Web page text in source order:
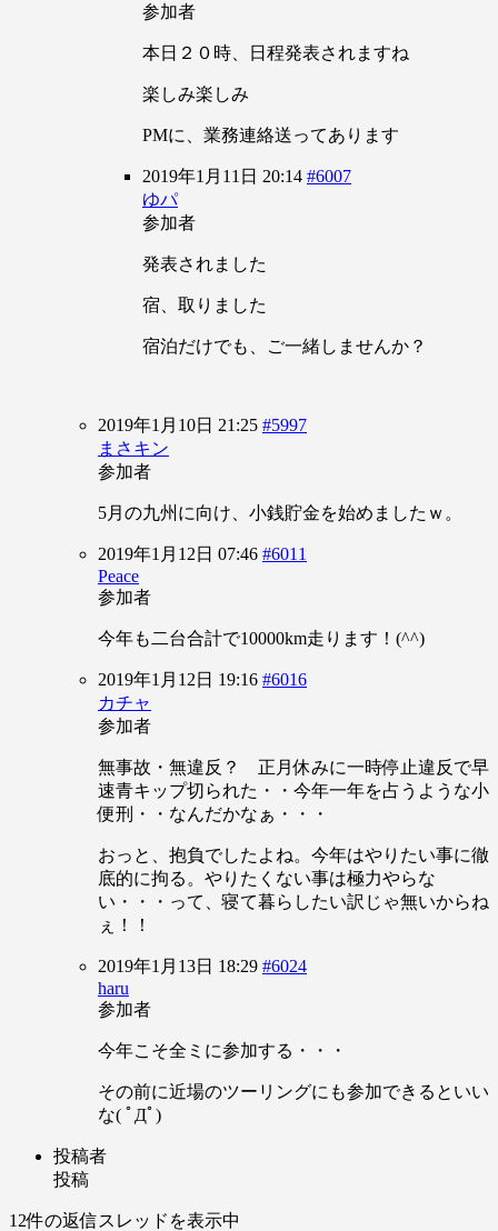
参加者
本日２０時、日程発表されますね
楽しみ楽しみ
PMに、業務連絡送ってあります
2019年1月11日 20:14 #6007
ゆパ
参加者
発表されました
宿、取りました
宿泊だけでも、ご一緒しませんか？
2019年1月10日 21:25 #5997
まさキン
参加者
5月の九州に向け、小銭貯金を始めましたｗ。
2019年1月12日 07:46 #6011
Peace
参加者
今年も二台合計で10000km走ります！(^^)
2019年1月12日 19:16 #6016
カチャ
参加者
無事故・無違反？ 正月休みに一時停止違反で早
速青キップ切られた・・今年一年を占うような小
便刑・・なんだかなぁ・・・
おっと、抱負でしたよね。今年はやりたい事に徹
底的に拘る。やりたくない事は極力やらな
い・・・って、寝て暮らしたい訳じゃ無いからね
ぇ！！
2019年1月13日 18:29 #6024
haru
参加者
今年こそ全ミに参加する・・・
その前に近場のツーリングにも参加できるといい
な( ﾟДﾟ)
投稿者
投稿
12件の返信スレッドを表示中